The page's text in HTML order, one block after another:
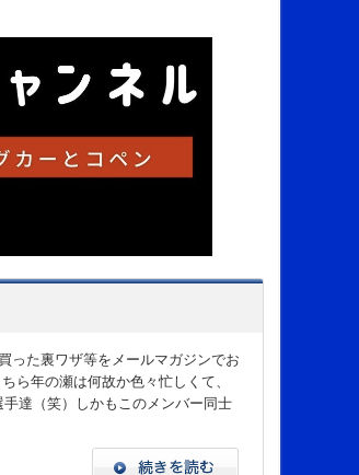
った裏ワザ等をメールマガジンでお
ら年の瀬は何故か色々忙しくて、
達（笑）しかもこのメンバー同士